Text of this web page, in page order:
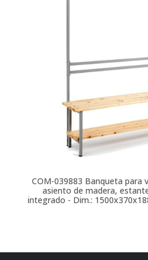
COM-039883 Banqueta para
asiento de madera,
integrado - Dim.: